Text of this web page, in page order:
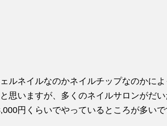
ルネイルなのかネイルチップなのかに
思いますが、多くのネイルサロンがだ
円くらいでやっているところが多いで